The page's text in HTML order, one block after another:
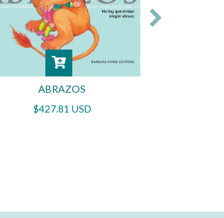
ABRAZOS
$427.81 USD